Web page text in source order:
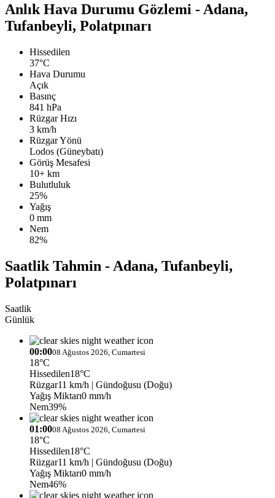
Anlık Hava Durumu Gözlemi - Adana,
Tufanbeyli, Polatpınarı
Hissedilen
37°C
Hava Durumu
Açık
Basınç
841 hPa
Rüzgar Hızı
3 km/h
Rüzgar Yönü
Lodos (Güneybatı)
Görüş Mesafesi
10+ km
Bulutluluk
25%
Yağış
0 mm
Nem
82%
Saatlik Tahmin - Adana, Tufanbeyli,
Polatpınarı
Saatlik
Günlük
00:0008 Ağustos 2026, Cumartesi
18°C
Hissedilen18°C
Rüzgar11 km/h | Gündoğusu (Doğu)
Yağış Miktarı0 mm/h
Nem39%
01:0008 Ağustos 2026, Cumartesi
18°C
Hissedilen18°C
Rüzgar11 km/h | Gündoğusu (Doğu)
Yağış Miktarı0 mm/h
Nem46%